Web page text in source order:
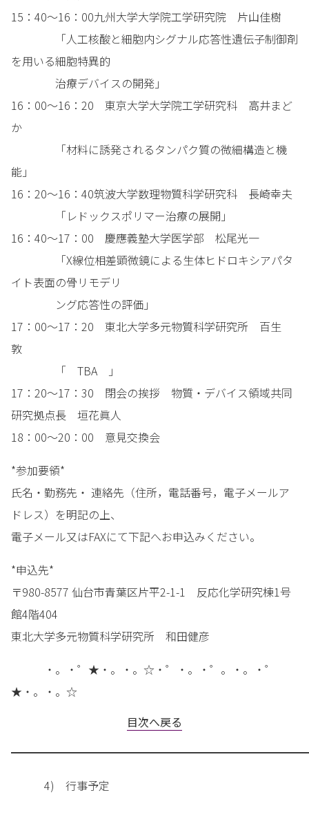
15：40～16：00九州大学大学院工学研究院 片山佳樹
「人工核酸と細胞内シグナル応答性遺伝子制御剤
を用いる細胞特異的
治療デバイスの開発」
16：00～16：20 東京大学大学院工学研究科 高井まど
か
「材料に誘発されるタンパク質の微細構造と機
能」
16：20～16：40筑波大学数理物質科学研究科 長崎幸夫
「レドックスポリマー治療の展開」
16：40～17：00 慶應義塾大学医学部 松尾光一
「X線位相差顕微鏡による生体ヒドロキシアパタ
イト表面の骨リモデリ
ング応答性の評価」
17：00～17：20 東北大学多元物質科学研究所 百生
敦
「 TBA 」
17：20～17：30 閉会の挨拶 物質・デバイス領域共同
研究拠点長 垣花眞人
18：00～20：00 意見交換会
*参加要領*
氏名・勤務先・ 連絡先（住所，電話番号，電子メールア
ドレス）を明記の上、
電子メール又はFAXにて下記へお申込みください。
*申込先*
〒980-8577 仙台市青葉区片平2-1-1 反応化学研究棟1号
館4階404
東北大学多元物質科学研究所 和田健彦
・。・゜★・。・。☆・゜・。・゜。・。・゜
★・。・。☆
目次へ戻る
4) 行事予定